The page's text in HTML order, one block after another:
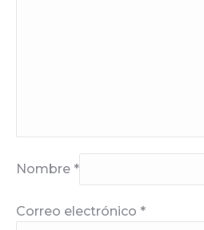
Nombre *
Correo electrónico *